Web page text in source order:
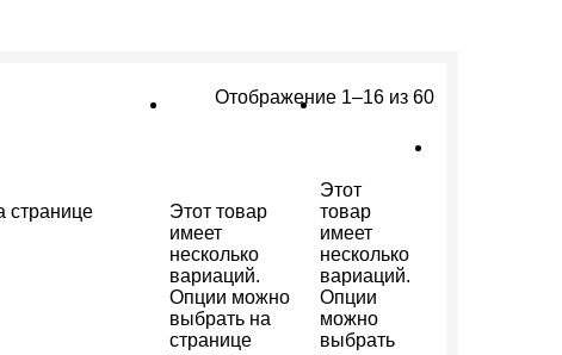
Отображение 1–16 из 60
странице
Этот товар
имеет
несколько
вариаций.
Опции можно
выбрать на
странице
Этот
товар
имеет
несколько
вариаций.
Опции
можно
выбрать